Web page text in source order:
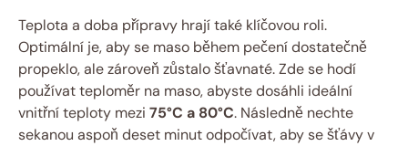
Teplota a doba přípravy hrají také klíčovou roli.
Optimální je, aby se maso během pečení dostatečně
propeklo, ale zároveň zůstalo šťavnaté. Zde se hodí
používat teploměr na maso, abyste dosáhli ideální
vnitřní teploty mezi 75°C a 80°C. Následně nechte
sekanou aspoň deset minut odpočívat, aby se šťávy v